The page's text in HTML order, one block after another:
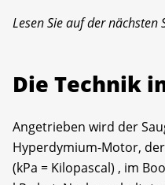
Lesen Sie auf der nächsten
Die Technik
Angetrieben wird der
Hyperdymium-Motor,
(kPa = Kilopascal) , im